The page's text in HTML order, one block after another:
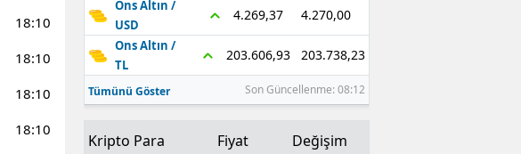
Giresun
Gümüşhane
Hakkari
18:10
18:10
18:10
18:10
Ons Altın /
USD
4.269,37 4.270,00
Ons Altın /
TL
203.606,93 203.738,23
Tümünü Göster Son Güncellenme: 08:12
Kripto Para Fiyat Değişim